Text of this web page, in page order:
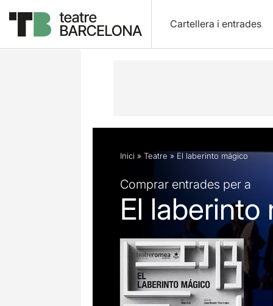
Cartellera i entrades
Descripció Fitxa artística Fotos i
Inici » Teatre » El laberinto mágico
Comprar entrades per a
El laberinto